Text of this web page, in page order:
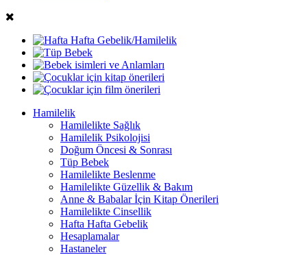
Hamilelik
Hamilelikte Sağlık
Hamilelik Psikolojisi
Doğum Öncesi & Sonrası
Tüp Bebek
Hamilelikte Beslenme
Hamilelikte Güzellik & Bakım
Anne & Babalar İçin Kitap Önerileri
Hamilelikte Cinsellik
Hafta Hafta Gebelik
Hesaplamalar
Hastaneler